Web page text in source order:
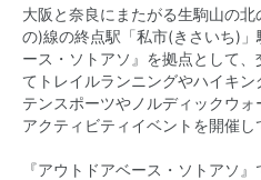
大阪と奈良にまたがる生駒山の
の)線の終点駅「私市(きさいち)
ース・ソトアソ』を拠点として
てトレイルランニングやハイキ
テンスポーツやノルディックウ
アクティビティイベントを開催し
『アウトドアベース・ソトアソ